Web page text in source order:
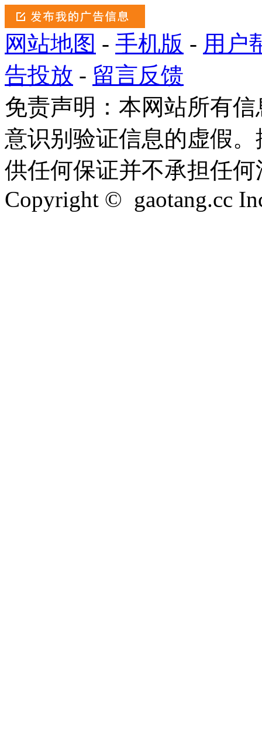
网站地图 - 手机版 - 用户
告投放 - 留言反馈
免责声明：本网站所有
意识别验证信息的虚假
供任何保证并不承担任
Copyright © gaotang.cc